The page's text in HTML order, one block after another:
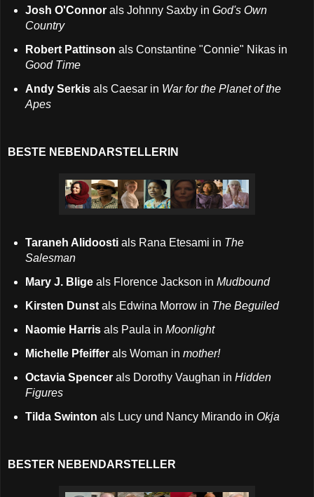
Josh O'Connor als Johnny Saxby in God's Own
Country
Robert Pattinson als Constantine "Connie" Nikas in
Good Time
Andy Serkis als Caesar in War for the Planet of the
Apes
BESTE NEBENDARSTELLERIN
Taraneh Alidoosti als Rana Etesami in The
Salesman
Mary J. Blige als Florence Jackson in Mudbound
Kirsten Dunst als Edwina Morrow in The Beguiled
Naomie Harris als Paula in Moonlight
Michelle Pfeiffer als Woman in mother!
Octavia Spencer als Dorothy Vaughan in Hidden
Figures
Tilda Swinton als Lucy und Nancy Mirando in Okja
BESTER NEBENDARSTELLER